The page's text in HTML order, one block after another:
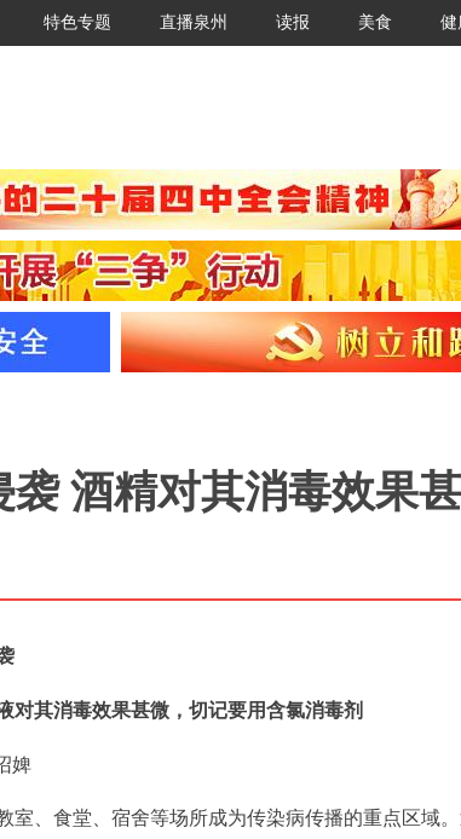
特色专题 直播泉州 读报 美食 健
酒精对其消毒效果
对其消毒效果甚微，切记要用含氯消毒剂
婢
室、食堂、宿舍等场所成为传染病传播的重点区域